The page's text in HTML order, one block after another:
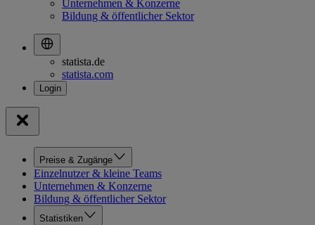
Unternehmen & Konzerne
Bildung & öffentlicher Sektor
statista.de
statista.com
Preise & Zugänge
Einzelnutzer & kleine Teams
Unternehmen & Konzerne
Bildung & öffentlicher Sektor
Statistiken